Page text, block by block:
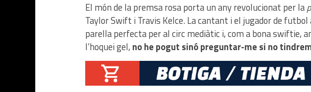
El món de la premsa rosa porta un any revolucionat per la
Taylor Swift i Travis Kelce. La cantant i el jugador de
parella perfecta per al circ mediàtic i, com a bona swiftie,
l’hoquei gel, no he pogut sinó preguntar-me si no